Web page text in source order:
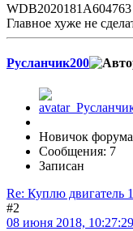
WDB2020181A604763
Главное хуже не
Русланчик200
Новичок форума
Сообщения: 7
Записан
Re: Куплю двигатель
#2
08 июня 2018, 10:27:29